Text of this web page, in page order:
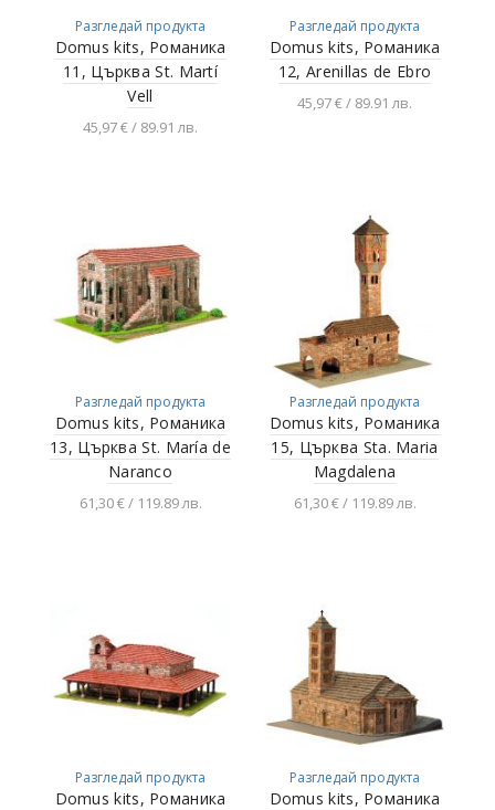
Разгледай продукта
Domus kits, Романика
11, Църква St. Martí
Vell
45,97 € / 89.91 лв.
Разгледай продукта
Domus kits, Романика
12, Arenillas de Ebro
45,97 € / 89.91 лв.
Разгледай продукта
Domus kits, Романика
13, Църква St. María de
Naranco
61,30 € / 119.89 лв.
Разгледай продукта
Domus kits, Романика
15, Църква Sta. Maria
Magdalena
61,30 € / 119.89 лв.
Разгледай продукта
Domus kits, Романика
Разгледай продукта
Domus kits, Романика